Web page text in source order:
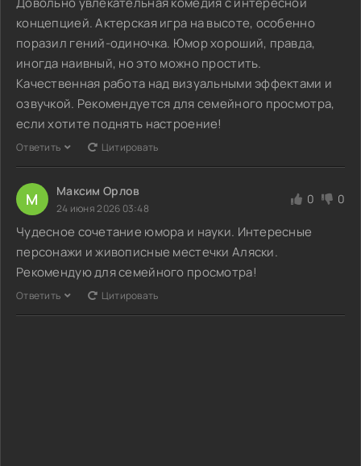
концепцией. Актерская игра на высоте, особенно
поразил гений-одиночка. Юмор хороший, правда,
иногда наивный, но это можно простить.
Качественная работа над визуальными эффектами и
озвучкой. Рекомендуется для семейного просмотра,
если хотите поднять настроение!
Ответить Цитировать
М Максим Орлов
24 июня 2026 03:48
0 0
Чудесное сочетание юмора и науки. Интересные
персонажи и живописные местечки Аляски.
Рекомендую для семейного просмотра!
Ответить Цитировать